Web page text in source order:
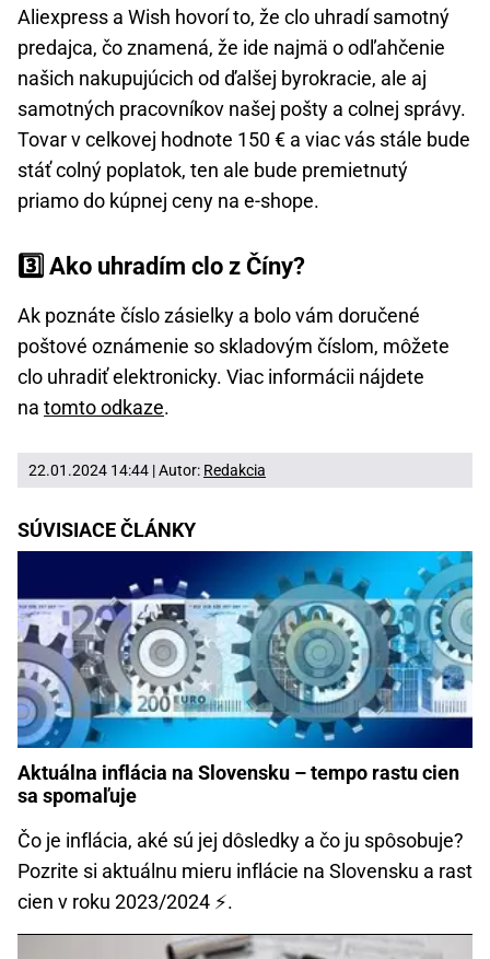
Aliexpress a Wish hovorí to, že clo uhradí samotný
predajca, čo znamená, že ide najmä o odľahčenie
našich nakupujúcich od ďalšej byrokracie, ale aj
samotných pracovníkov našej pošty a colnej správy.
Tovar v celkovej hodnote 150 € a viac vás stále bude
stáť colný poplatok, ten ale bude premietnutý
priamo do kúpnej ceny na e-shope.
3️⃣ Ako uhradím clo z Číny?
Ak poznáte číslo zásielky a bolo vám doručené
poštové oznámenie so skladovým číslom, môžete
clo uhradiť elektronicky. Viac informácii nájdete
na tomto odkaze.
22.01.2024 14:44 | Autor: Redakcia
SÚVISIACE ČLÁNKY
Aktuálna inflácia na Slovensku – tempo rastu cien
sa spomaľuje
Čo je inflácia, aké sú jej dôsledky a čo ju spôsobuje?
Pozrite si aktuálnu mieru inflácie na Slovensku a rast
cien v roku 2023/2024 ⚡.